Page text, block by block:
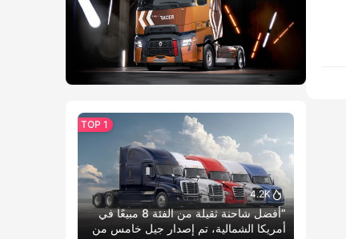
4.2K
“أفضل شاحنة ثقيلة من الفئة 8 مبيعًا في
أمريكا الشمالية، تم إصدار جيل خامس من